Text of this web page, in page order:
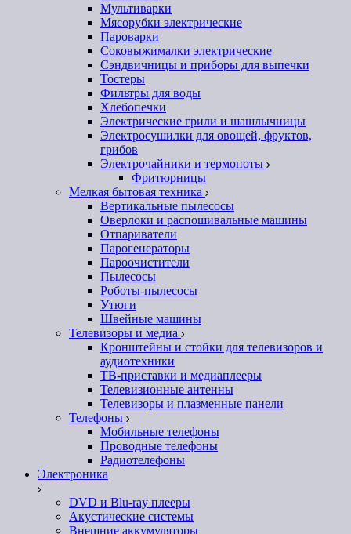
Мультиварки
Мясорубки электрические
Пароварки
Соковыжималки электрические
Сэндвичницы и приборы для выпечки
Тостеры
Фильтры для воды
Хлебопечки
Электрические грили и шашлычницы
Электросушилки для овощей, фруктов,
грибов
Электрочайники и термопоты
Фритюрницы
Мелкая бытовая техника
Вертикальные пылесосы
Оверлоки и распошивальные машины
Отпариватели
Парогенераторы
Пароочистители
Пылесосы
Роботы-пылесосы
Утюги
Швейные машины
Телевизоры и медиа
Кронштейны и стойки для телевизоров и
аудиотехники
ТВ-приставки и медиаплееры
Телевизионные антенны
Телевизоры и плазменные панели
Телефоны
Мобильные телефоны
Проводные телефоны
Радиотелефоны
Электроника
DVD и Blu-ray плееры
Акустические системы
Внешние аккумуляторы